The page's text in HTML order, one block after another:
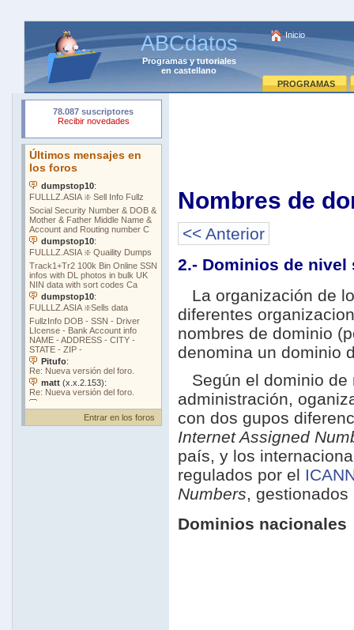
ABCdatos
Programasytutoriales
en castellano
Inicio
PROGRAMAS
Entrar en los foros
Nombres de
<< Anterior
2.- Dominios de nivel
La organización de
diferentes
nombres de dominio
denomina un dominio
Según el dominio de
administración,
con dos gupos
Internet Assigned
país, y los
regulados por el
Numbers,
Dominios nacionales